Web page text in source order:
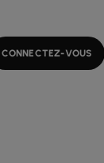
CONNECTEZ-VOUS